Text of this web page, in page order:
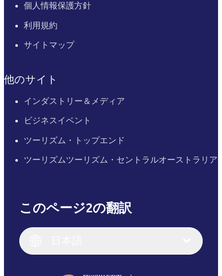
個人情報保護方針
利用規約
サイトマップ
他のサイト
インダストリー＆メディア
ビジネスイベント
ツーリズム・トップエンド
ツーリズムツーリズム・セントラルオーストラリア
このページ2の翻訳
English (US)